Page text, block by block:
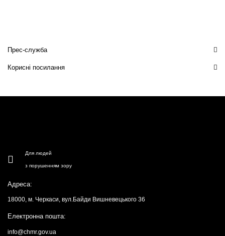
Прес-служба
Корисні посилання
Для людей
з порушенням зору
Адреса:
18000, м. Черкаси, вул.Байди Вишневецького 36
Електронна пошта:
info@chmr.gov.ua